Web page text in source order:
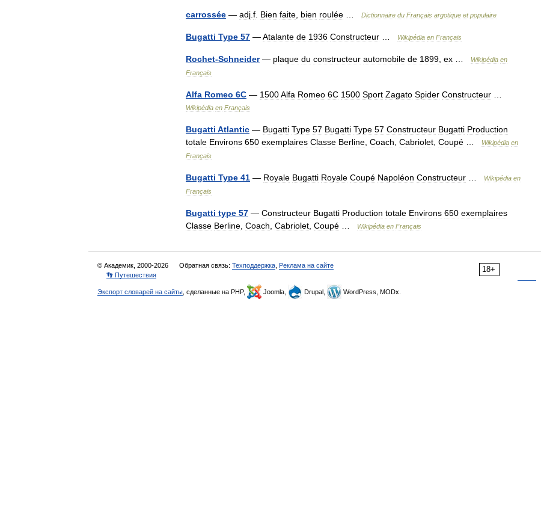
carrossée — adj f Bien faite bien roulée Dictionnaire du Français argotique et populaire
Bugatti Type 57 —Atalante de 1936 Constructeur Wikipédia en Français
Rochet-Schneider— plaque du constructeur automobile de 1899 ex Wikipédia en
Français
Alfa Romeo 6C — 1500Alfa Romeo 6C 1500 Sport Zagato Spider Constructeur
Wikipédia en Français
Bugatti Atlantic — Bugatti Type 57 Bugatti Type 57 Constructeur Bugatti Production
totale Environs 650 exemplaires Classe Berline Coach Cabriolet Coupé Wikipédia en
Français
Bugatti Type 41 — Royale Bugatti Royale Coupé Napoléon Constructeur Wikipédia en
Français
Bugatti type 57 — Constructeur Bugatti Production totale Environs 650 exemplaires
Classe Berline Coach Cabriolet Coupé Wikipédia en Français
18+
© Академик, 2000-2026 Обратная связь: Техподдержка Реклама на сайте
👣 Путешествия
Экспорт словарей на сайты , сделанные на PHP, Joomla, Drupal, WordPress, MODx.